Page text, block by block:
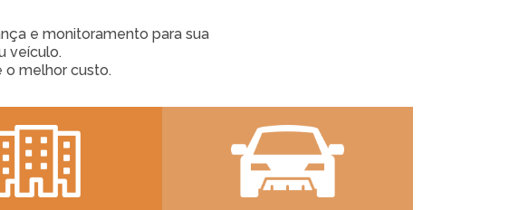
e monitoramento para sua
veículo.
o melhor custo.